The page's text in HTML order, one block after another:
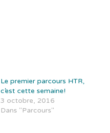
Le premier parcours HTR,
c’est cette semaine!
3 octobre, 2016
Dans "Parcours"